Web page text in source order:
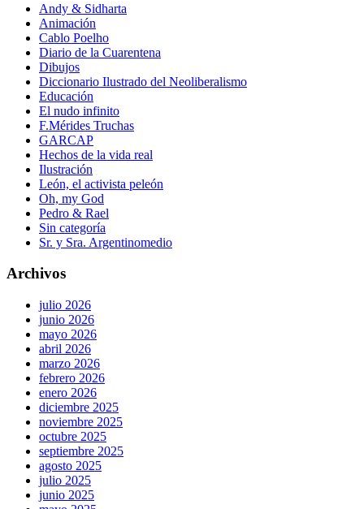
Andy & Sidharta
Animación
Cablo Poelho
Diario de la Cuarentena
Dibujos
Diccionario Ilustrado del Neoliberalismo
Educación
El nudo infinito
F.Mérides Truchas
GARCAP
Hechos de la vida real
Ilustración
León, el activista peleón
Oh, my God
Pedro & Rael
Sin categoría
Sr. y Sra. Argentinomedio
Archivos
julio 2026
junio 2026
mayo 2026
abril 2026
marzo 2026
febrero 2026
enero 2026
diciembre 2025
noviembre 2025
octubre 2025
septiembre 2025
agosto 2025
julio 2025
junio 2025